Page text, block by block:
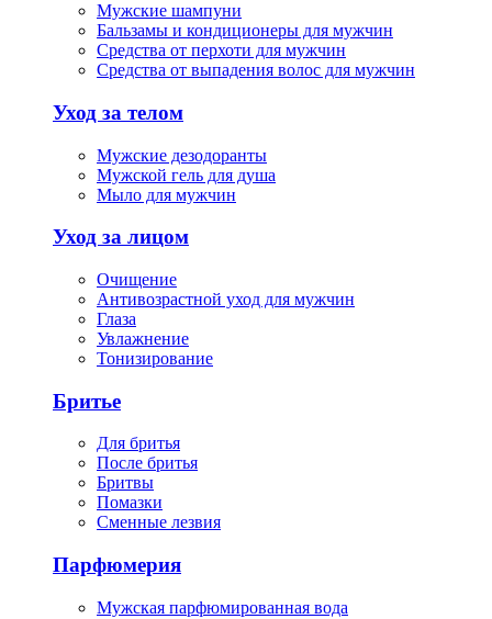
Мужские шампуни
Бальзамы и кондиционеры для мужчин
Средства от перхоти для мужчин
Средства от выпадения волос для мужчин
Уход за телом
Мужские дезодоранты
Мужской гель для душа
Мыло для мужчин
Уход за лицом
Очищение
Антивозрастной уход для мужчин
Глаза
Увлажнение
Тонизирование
Бритье
Для бритья
После бритья
Бритвы
Помазки
Сменные лезвия
Парфюмерия
Мужская парфюмированная вода